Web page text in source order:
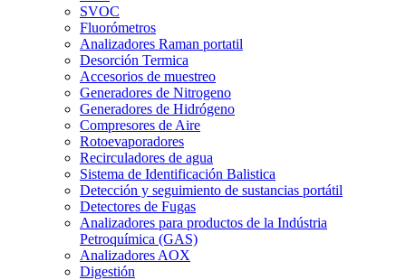
SVOC
Fluorómetros
Analizadores Raman portatil
Desorción Termica
Accesorios de muestreo
Generadores de Nitrogeno
Generadores de Hidrógeno
Compresores de Aire
Rotoevaporadores
Recirculadores de agua
Sistema de Identificación Balistica
Detección y seguimiento de sustancias portátil
Detectores de Fugas
Analizadores para productos de la Indústria
Petroquímica (GAS)
Analizadores AOX
Digestión